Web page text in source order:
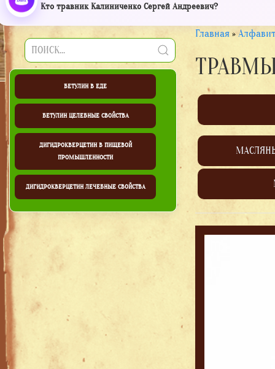
Кто травник Калиниченко Сергей Андреевич?
БЕТУЛИН В ЕДЕ
БЕТУЛИН ЦЕЛЕБНЫЕ СВОЙСТВА
ДИГИДРОКВЕРЦЕТИН В ПИЩЕВОЙ
ПРОМЫШЛЕННОСТИ
ДИГИДРОКВЕРЦЕТИН ЛЕЧЕБНЫЕ СВОЙСТВА
Главная »